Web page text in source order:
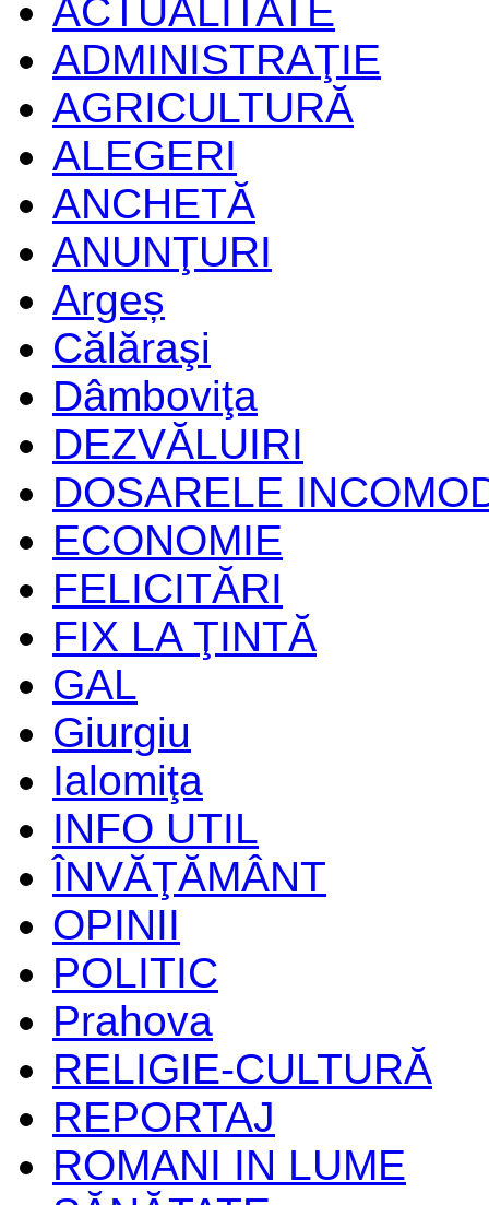
ACTUALITATE
ADMINISTRAŢIE
AGRICULTURĂ
ALEGERI
ANCHETĂ
ANUNŢURI
Argeș
Călăraşi
Dâmboviţa
DEZVĂLUIRI
DOSARELE
ECONOMIE
FELICITĂRI
FIX LA ŢINTĂ
GAL
Giurgiu
Ialomiţa
INFO UTIL
ÎNVĂŢĂMÂNT
OPINII
POLITIC
Prahova
RELIGIE-CULTURĂ
REPORTAJ
ROMANI IN LUME